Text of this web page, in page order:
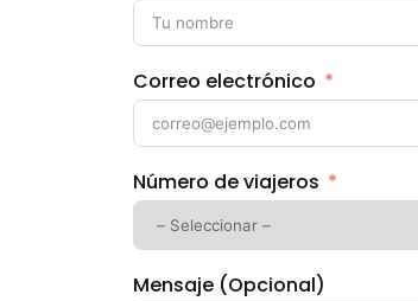
Correo electrónico
Número de viajeros
Mensaje (Opcional)